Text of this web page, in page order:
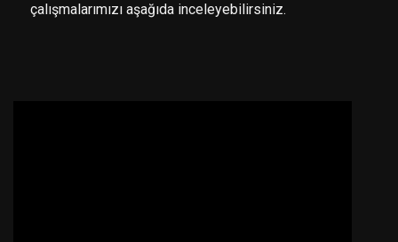
çalışmalarımızı aşağıda inceleyebilirsiniz.